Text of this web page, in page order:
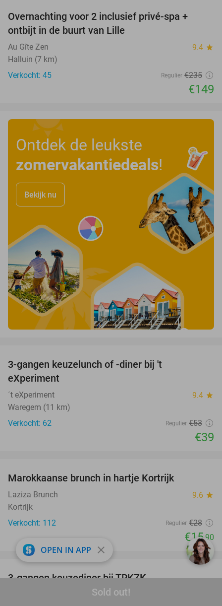
Sold out!
Overnachting voor 2 inclusief privé-spa +
ontbijt in de buurt van Lille
Au Gîte Zen 9.4 star
Halluin (7 km)
Verkocht: 45
Regulier €235
€149
Ontdek de leukste
zomervakantiedeals!
Bekijk nu
3-gangen keuzelunch of -diner bij 't
eXperiment
´t eXperiment 9.4 star
Waregem (11 km)
Verkocht: 62
Regulier €53
€39
Marokkaanse brunch in hartje Kortrijk
Laziza Brunch 9.6 star
Kortrijk
Verkocht: 112
Regulier €28
€15,90
37%
favorite_border
3-gangen keuzediner bij TRKZK
OPEN IN APP close